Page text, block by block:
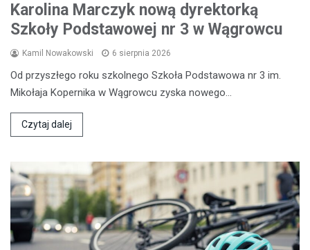
Karolina Marczyk nową dyrektorką
Szkoły Podstawowej nr 3 w Wągrowcu
Kamil Nowakowski 6 sierpnia 2026
Od przyszłego roku szkolnego Szkoła Podstawowa nr 3 im.
Mikołaja Kopernika w Wągrowcu zyska nowego…
Czytaj dalej